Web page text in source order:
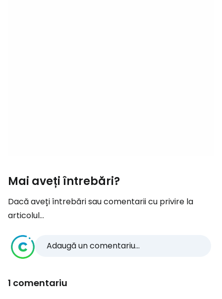
Mai aveți întrebări?
Dacă aveți întrebări sau comentarii cu privire la
articolul...
Adaugă un comentariu...
1 comentariu